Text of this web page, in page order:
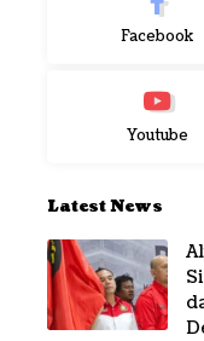
Facebook
Youtube
Latest News